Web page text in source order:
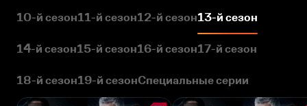
10-й сезон11-й сезон12-й сезон13-й сезон
14-й сезон15-й сезон16-й сезон17-й сезон
18-й сезон19-й сезонСпециальные серии